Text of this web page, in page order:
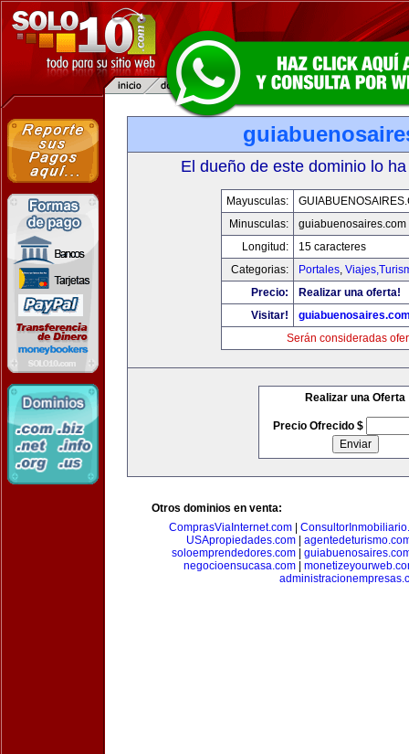
El dueño de este dominio lo
Mayusculas:
Minusculas:
guiabuenosaires.com
Longitud:
15 caracteres
Categorias:
Portales,
Precio:
Realizar una oferta!
Visitar!
Serán consideradas
Realizar una Oferta
Precio Ofrecido $
Otros dominios en venta:
ComprasViaInternet.com
USApropiedades.com|
soloemprendedores.com|
negocioensucasa.com